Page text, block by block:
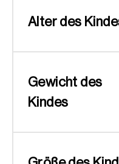
Alter des
Gewicht des
Kindes